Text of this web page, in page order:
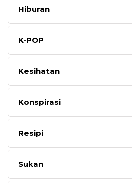
Hiburan
K-POP
Kesihatan
Konspirasi
Resipi
Sukan